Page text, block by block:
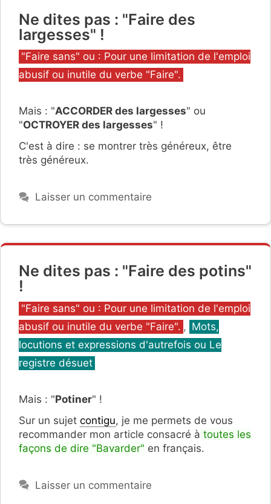
Ne dites pas : "Faire des
largesses" !
Catégories
"Faire sans" ou : Pour une limitation de l'emploi
abusif ou inutile du verbe "Faire".
Mais : "ACCORDER des largesses" ou
"OCTROYER des largesses" !
C'est à dire : se montrer très généreux, être
très généreux.
Laisser un commentaire
Ne dites pas : "Faire des potins"
!
Catégories
"Faire sans" ou : Pour une limitation de l'emploi
abusif ou inutile du verbe "Faire". , Mots,
locutions et expressions d'autrefois ou Le
registre désuet
Mais : "Potiner" !
Sur un sujet contigu, je me permets de vous
recommander mon article consacré à toutes les
façons de dire "Bavarder" en français.
Laisser un commentaire